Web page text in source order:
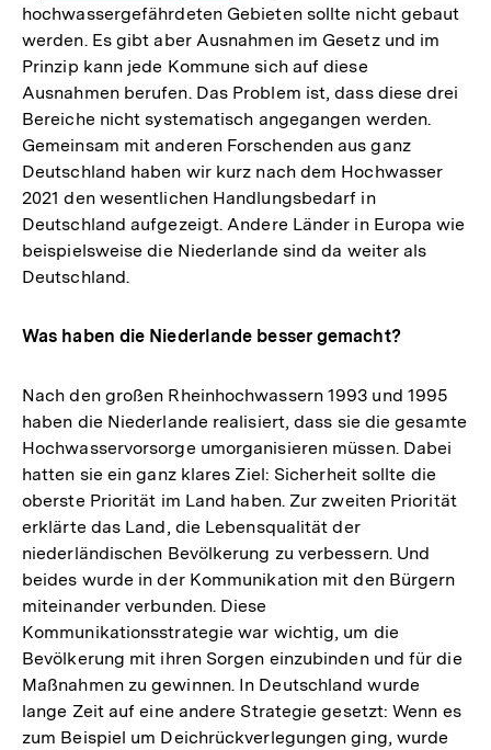
Link:
hochwassergefährdeten Gebieten sollte nicht gebaut
werden. Es gibt aber Ausnahmen im Gesetz und im
Prinzip kann jede Kommune sich auf diese
Ausnahmen berufen. Das Problem ist, dass diese drei
Bereiche nicht systematisch angegangen werden.
Gemeinsam mit anderen Forschenden aus ganz
Deutschland haben wir kurz nach dem Hochwasser
2021 den wesentlichen Handlungsbedarf in
Deutschland aufgezeigt. Andere Länder in Europa wie
beispielsweise die Niederlande sind da weiter als
Deutschland.
Was haben die Niederlande besser gemacht?
Nach den großen Rheinhochwassern 1993 und 1995
haben die Niederlande realisiert, dass sie die gesamte
Hochwasservorsorge umorganisieren müssen. Dabei
hatten sie ein ganz klares Ziel: Sicherheit sollte die
oberste Priorität im Land haben. Zur zweiten Priorität
erklärte das Land, die Lebensqualität der
niederländischen Bevölkerung zu verbessern. Und
beides wurde in der Kommunikation mit den Bürgern
miteinander verbunden. Diese
Kommunikationsstrategie war wichtig, um die
Bevölkerung mit ihren Sorgen einzubinden und für die
Maßnahmen zu gewinnen. In Deutschland wurde
lange Zeit auf eine andere Strategie gesetzt: Wenn es
zum Beispiel um Deichrückverlegungen ging, wurde